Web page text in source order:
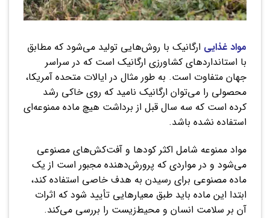
مواد غذایی ارگانیک با روش‌هایی تولید می‌شود که مطابق
با استانداردهای کشاورزی ارگانیک است که در سراسر
جهان متفاوت است. به طور مثال در ایالات متحده آمریکا،
محصولی را می‌توان ارگانیک نامید که روی خاکی رشد
کرده است که سه سال قبل از برداشت هیچ ماده ممنوعه‌ای
استفاده نشده باشد.
مواد ممنوعه شامل اکثر کودها و آفت‌کش‌های مصنوعی
می‌شود و در مواردی که پرورش‌دهنده مجبور است از یک
ماده مصنوعی برای رسیدن به هدف خاصی استفاده کند،
ابتدا این ماده باید طبق معیارهایی تأیید شود که اثرات
آن بر سلامت انسان و محیط‌زیست را بررسی می‌کند.